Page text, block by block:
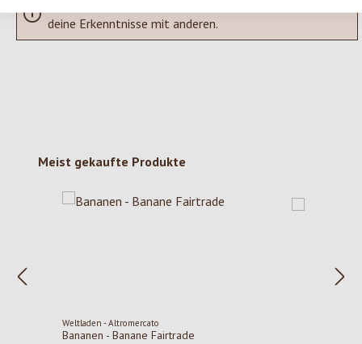
deine Erkenntnisse mit anderen.
Produktgalerie überspringen
Meist gekaufte Produkte
Weltladen - Altromercato
Bananen - Banane Fairtrade